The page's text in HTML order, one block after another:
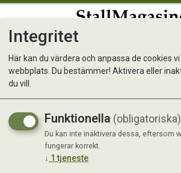
Hestra Driver HD
Vinterhandske i
Integritet
Här kan du värdera och anpassa de cookies
webbplats. Du bestämmer! Aktivera eller
du vill.
Funktionella (obligatoriska)
Du kan inte inaktivera dessa, eftersom
fungerar korrekt.
↓ 1 tjeneste